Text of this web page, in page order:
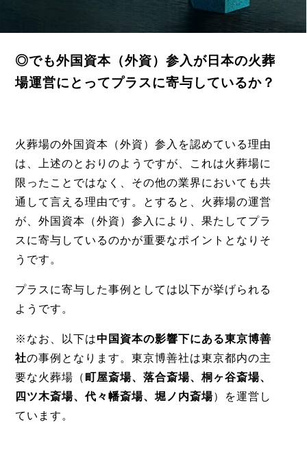
◎でも外国資本（外資）参入が日本の火葬
場運営にとってプラスに寄与しているか？
火葬場の外国資本（外資）参入を認めている理由
は、上述のとおりのようですが、これは火葬場に
限ったことではなく、その他の業界においても共
通して言える理由です。とすると、火葬場の運営
が、外国資本（外資）参入により、果たしてプラ
スに寄与しているのかが重要なポイントとなりそ
うです。
プラスに寄与した事例としては以下が挙げられる
ようです。
※なお、以下は中国資本の影響下にある東京博善
社の事例となります。東京博善社は東京都内の主
要な火葬場（ 町屋斎場、落合斎場、桐ヶ谷斎場、
四ツ木斎場、代々幡斎場、堀ノ内斎場）を運営し
ています。